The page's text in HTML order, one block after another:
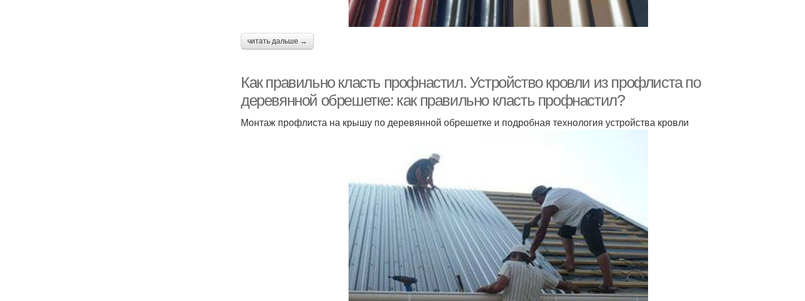
читать дальше →
Как правильно класть профнастил. Устройство кровли из профлиста по
деревянной обрешетке: как правильно класть профнастил?
Монтаж профлиста на крышу по деревянной обрешетке и подробная технология устройства кровли